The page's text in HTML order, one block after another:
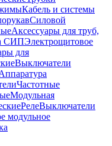
Кабель и системы
Силовой
Аксессуары для труб,
СИПЭлектрощитовое
для
Выключатели
Частотные
Модульная
РелеВыключатели
модульное